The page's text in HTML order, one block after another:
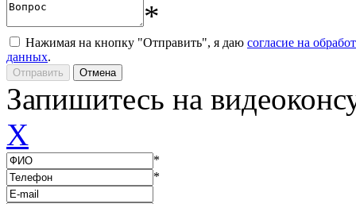
*
Нажимая на кнопку "Отправить", я даю согласие на
данных.
Запишитесь на
X
*
*